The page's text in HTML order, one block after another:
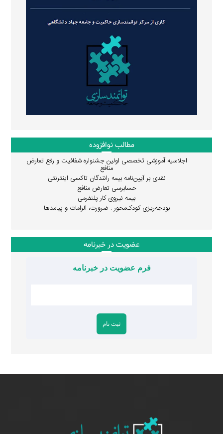
مطالب نوافزوده
اجلاسیه آموزشی تخصصی اولین جشنواره شفافیت و رفع تعارض
منافع
نقدی بر آیین‌نامه بیمه رانندگان تاکسی اینترنتی
حسابرسی تعارض منافع
بیمه نیروی کار پلتفرمی
بودجه‌ریزی کودک‌محور : ضرورت، الزامات و پیامدها
عضویت در خبرنامه
فرم عضویت در خبرنامه